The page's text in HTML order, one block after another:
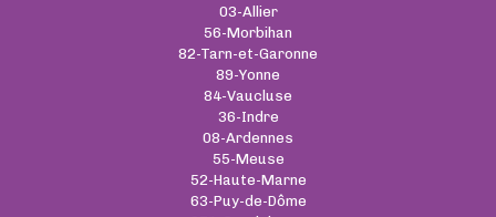
03-Allier
56-Morbihan
82-Tarn-et-Garonne
89-Yonne
84-Vaucluse
36-Indre
08-Ardennes
55-Meuse
52-Haute-Marne
63-Puy-de-Dôme